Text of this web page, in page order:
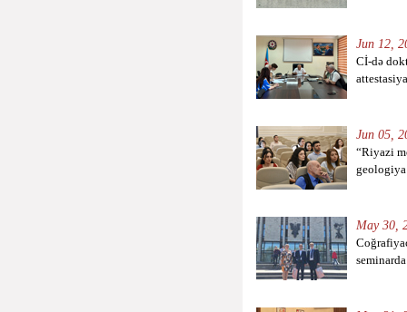
Jun 12,
Cİ-də
Jun 05,
“Riyazi
May 30,